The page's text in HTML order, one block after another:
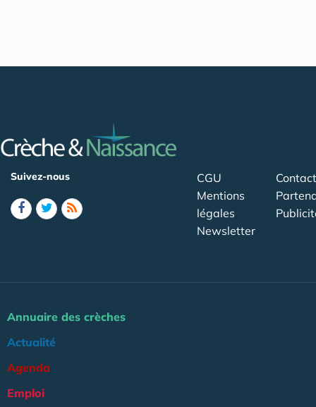
Suivez-nous
CGU
Mentions
légales
Newsletter
Contact
Annuaire des crèches
Actualité
Agenda
Emploi